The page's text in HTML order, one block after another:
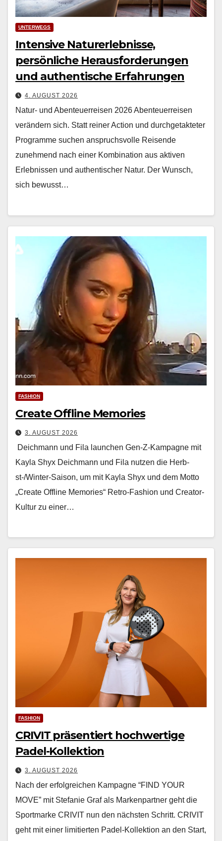
UNTERWEGS
Intensive Naturerlebnisse,
persönliche Herausforderungen
und authentische Erfahrungen
4. AUGUST 2026
Natur- und Abenteuerreisen 2026 Aben­teuer­reisen
verän­dern sich. Statt rein­er Action und durchge­tak­teter
Pro­gramme suchen anspruchsvolle Reisende
zunehmend nach ein­er Kom­bi­na­tion aus aktiv­en
Erleb­nis­sen und authen­tis­ch­er Natur. Der Wun­sch,
sich bewusst…
FASHION
Create Offline Memories
3. AUGUST 2026
Deichmann und Fila launchen Gen-Z-Kampagne mit
Kayla Shyx Deich­mann und Fila nutzen die Herb­
st-/Win­ter-Sai­son, um mit Kay­la Shyx und dem Mot­to
„Cre­ate Offline Mem­o­ries“ Retro-Fash­ion und Cre­ator-
Kul­tur zu ein­er…
FASHION
CRIVIT präsentiert hochwertige
Padel-Kollektion
3. AUGUST 2026
Nach der erfol­gre­ichen Kam­pagne “FIND YOUR
MOVE” mit Ste­fanie Graf als Marken­part­ner geht die
Sport­marke CRIVIT nun den näch­sten Schritt. CRIVIT
geht mit ein­er lim­i­tierten Padel-Kollek­tion an den Start,